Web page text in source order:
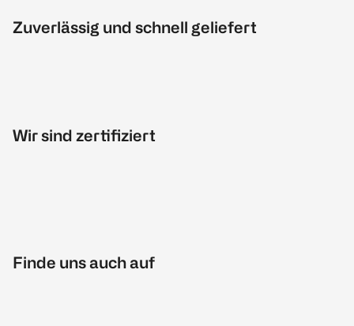
Zuverlässig und schnell geliefert
Wir sind zertifiziert
Finde uns auch auf